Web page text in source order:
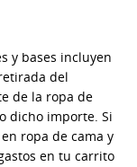
y bases incluyen
del
de la ropa de
dicho importe. Si
ropa de cama y
en tu carrito